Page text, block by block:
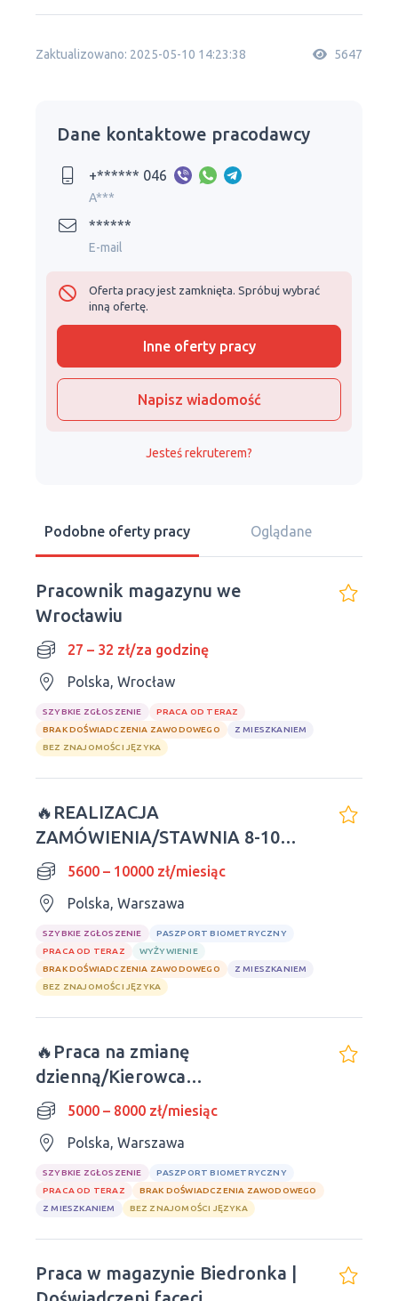
Zaktualizowano: 2025-05-10 14:23:38 5647
Dane kontaktowe pracodawcy
+****** 046
A***
******
E-mail
Oferta pracy jest zamknięta. Spróbuj wybrać
inną ofertę.
Inne oferty pracy
Napisz wiadomość
Jesteś rekruterem?
Podobne oferty pracy Oglądane
Pracownik magazynu we
Wrocławiu
27 – 32 zł/za godzinę
Polska, Wrocław
SZYBKIE ZGŁOSZENIE
PRACA OD TERAZ
BRAK DOŚWIADCZENIA ZAWODOWEGO
Z MIESZKANIEM
BEZ ZNAJOMOŚCI JĘZYKA
🔥REALIZACJA
ZAMÓWIENIA/STAWNIA 8-10
GODZIN🔥
5600 – 10000 zł/miesiąc
Polska, Warszawa
SZYBKIE ZGŁOSZENIE
PASZPORT BIOMETRYCZNY
PRACA OD TERAZ
WYŻYWIENIE
BRAK DOŚWIADCZENIA ZAWODOWEGO
Z MIESZKANIEM
BEZ ZNAJOMOŚCI JĘZYKA
🔥Praca na zmianę
dzienną/Kierowca
kurierski/Polskie prawo jazdy
5000 – 8000 zł/miesiąc
Polska, Warszawa
SZYBKIE ZGŁOSZENIE
PASZPORT BIOMETRYCZNY
PRACA OD TERAZ
BRAK DOŚWIADCZENIA ZAWODOWEGO
Z MIESZKANIEM
BEZ ZNAJOMOŚCI JĘZYKA
Praca w magazynie Biedronka |